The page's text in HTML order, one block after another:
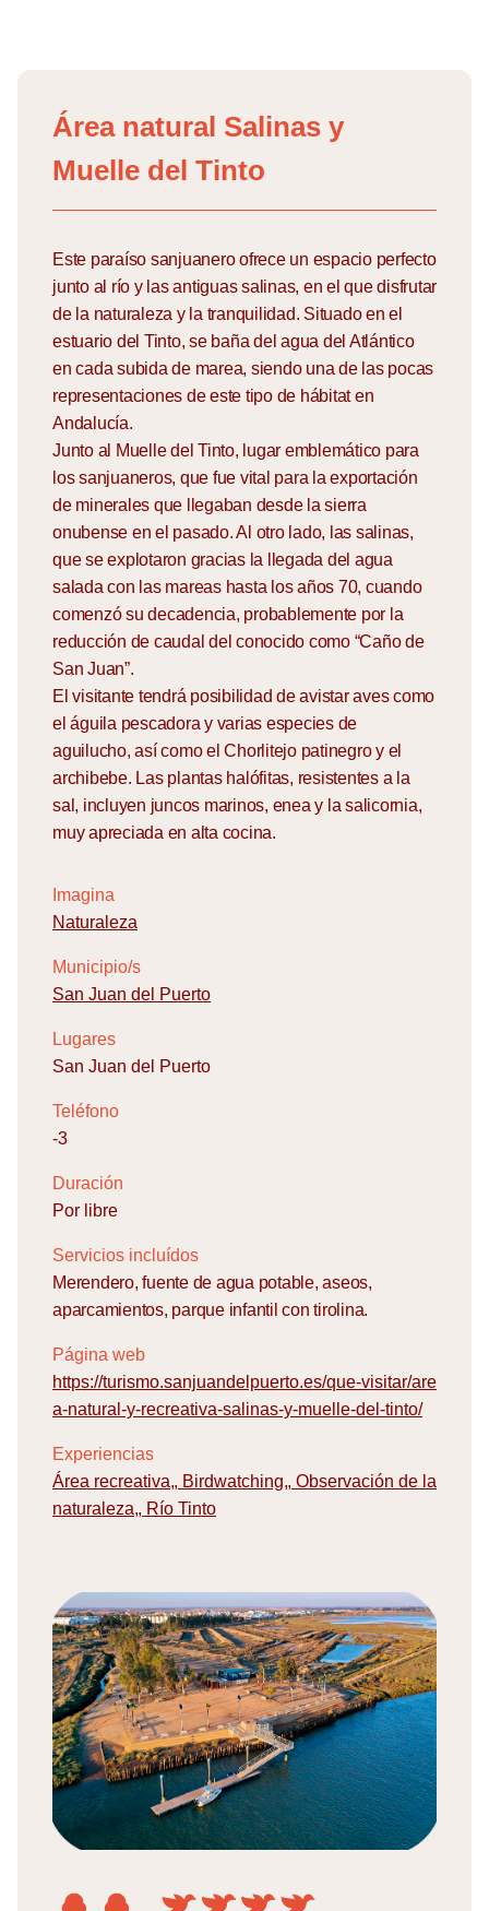
contentÁrea natural Salinas y
Muelle del Tinto
Este paraíso sanjuanero ofrece un espacio perfecto
junto al río y las antiguas salinas, en el que disfrutar
de la naturaleza y la tranquilidad. Situado en el
estuario del Tinto, se baña del agua del Atlántico
en cada subida de marea, siendo una de las pocas
representaciones de este tipo de hábitat en
Andalucía.
Junto al Muelle del Tinto, lugar emblemático para
los sanjuaneros, que fue vital para la exportación
de minerales que llegaban desde la sierra
onubense en el pasado. Al otro lado, las salinas,
que se explotaron gracias la llegada del agua
salada con las mareas hasta los años 70, cuando
comenzó su decadencia, probablemente por la
reducción de caudal del conocido como “Caño de
San Juan”.
El visitante tendrá posibilidad de avistar aves como
el águila pescadora y varias especies de
aguilucho, así como el Chorlitejo patinegro y el
archibebe. Las plantas halófitas, resistentes a la
sal, incluyen juncos marinos, enea y la salicornia,
muy apreciada en alta cocina.
Imagina
Naturaleza
Municipio/s
San Juan del Puerto
Lugares
San Juan del Puerto
Teléfono
-3
Duración
Por libre
Servicios incluídos
Merendero, fuente de agua potable, aseos,
aparcamientos, parque infantil con tirolina.
Página web
https://turismo.sanjuandelpuerto.es/que-visitar/are
a-natural-y-recreativa-salinas-y-muelle-del-tinto/
Experiencias
Área recreativa, Birdwatching, Observación de la
naturaleza, Río Tinto